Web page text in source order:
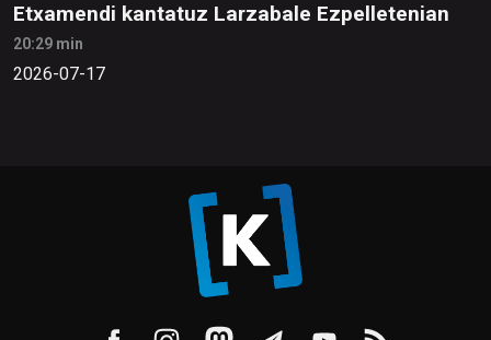
Etxamendi kantatuz Larzabale Ezpelletenian
20:29 min
2026-07-17